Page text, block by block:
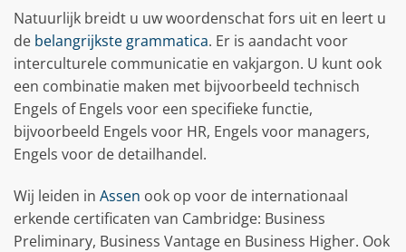
Natuurlijk breidt u uw woordenschat fors uit en leert u
de belangrijkste grammatica. Er is aandacht voor
interculturele communicatie en vakjargon. U kunt ook
een combinatie maken met bijvoorbeeld technisch
Engels of Engels voor een specifieke functie,
bijvoorbeeld Engels voor HR, Engels voor managers,
Engels voor de detailhandel.
Wij leiden in Assen ook op voor de internationaal
erkende certificaten van Cambridge: Business
Preliminary, Business Vantage en Business Higher. Ook